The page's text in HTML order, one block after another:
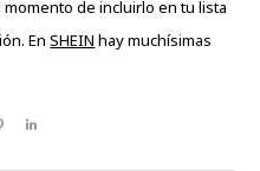
de incluirlo en tu lista
EnSHEIN hay muchísimas
Pin